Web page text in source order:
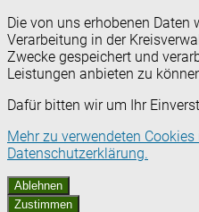
Die von uns erhobenen Daten
Verarbeitung in der
Zwecke gespeichert und
Leistungen anbieten zu
Dafür bitten wir um Ihr
Mehr zu verwendeten Cookies
Datenschutzerklärung.
Ablehnen
Zustimmen